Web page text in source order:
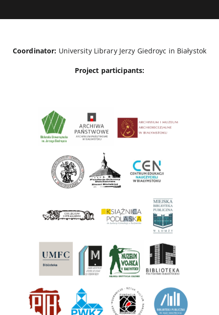
Coordinator: University Library Jerzy Giedroyc in Białystok
Project participants: